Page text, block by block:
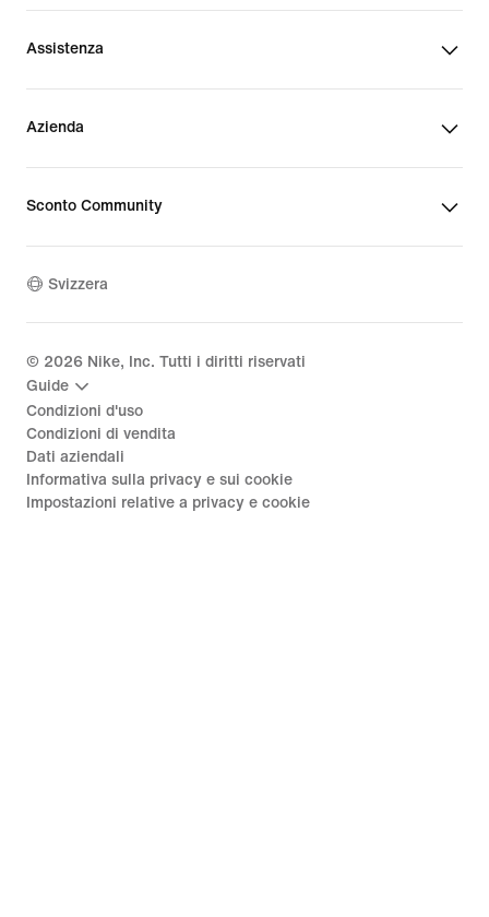
Assistenza
Azienda
Sconto Community
Svizzera
© 2026 Nike, Inc. Tutti i diritti riservati
Guide
Condizioni d'uso
Condizioni di vendita
Dati aziendali
Informativa sulla privacy e sui cookie
Impostazioni relative a privacy e cookie